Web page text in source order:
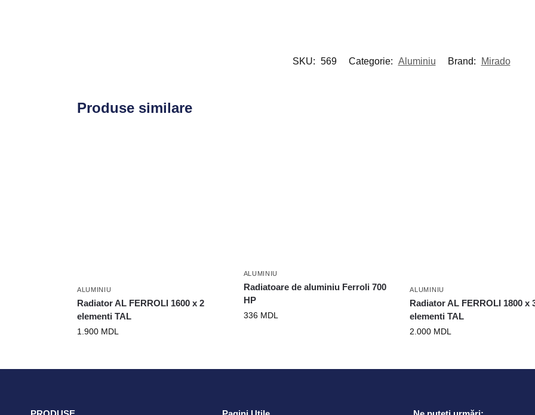
SKU: 569 Categorie: Aluminiu Brand: Mirado
Produse similare
ALUMINIU
Radiator AL FERROLI 1600 x 2
elementi TAL
1.900 MDL
ALUMINIU
Radiatoare de aluminiu Ferroli 700
HP
336 MDL
ALUMINIU
Radiator AL FERROLI 1800 x
elementi TAL
2.000 MDL